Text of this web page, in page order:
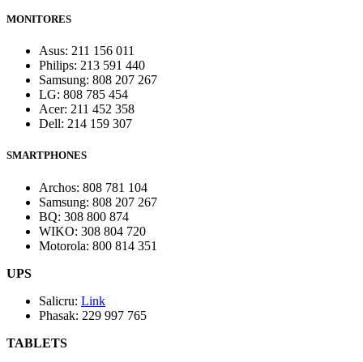
MONITORES
Asus: 211 156 011
Philips: 213 591 440
Samsung: 808 207 267
LG: 808 785 454
Acer: 211 452 358
Dell: 214 159 307
SMARTPHONES
Archos: 808 781 104
Samsung: 808 207 267
BQ: 308 800 874
WIKO: 308 804 720
Motorola: 800 814 351
UPS
Salicru: Link
Phasak: 229 997 765
TABLETS